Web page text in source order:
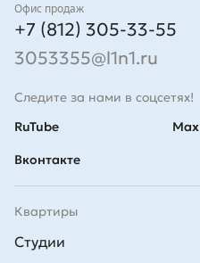
Контакты
Офис продаж
+7 (812) 305-33-55
3053355@l1n1.ru
Следите за нами в соцсетях!
RuTube
Вконтакте
Max
Квартиры
Студии